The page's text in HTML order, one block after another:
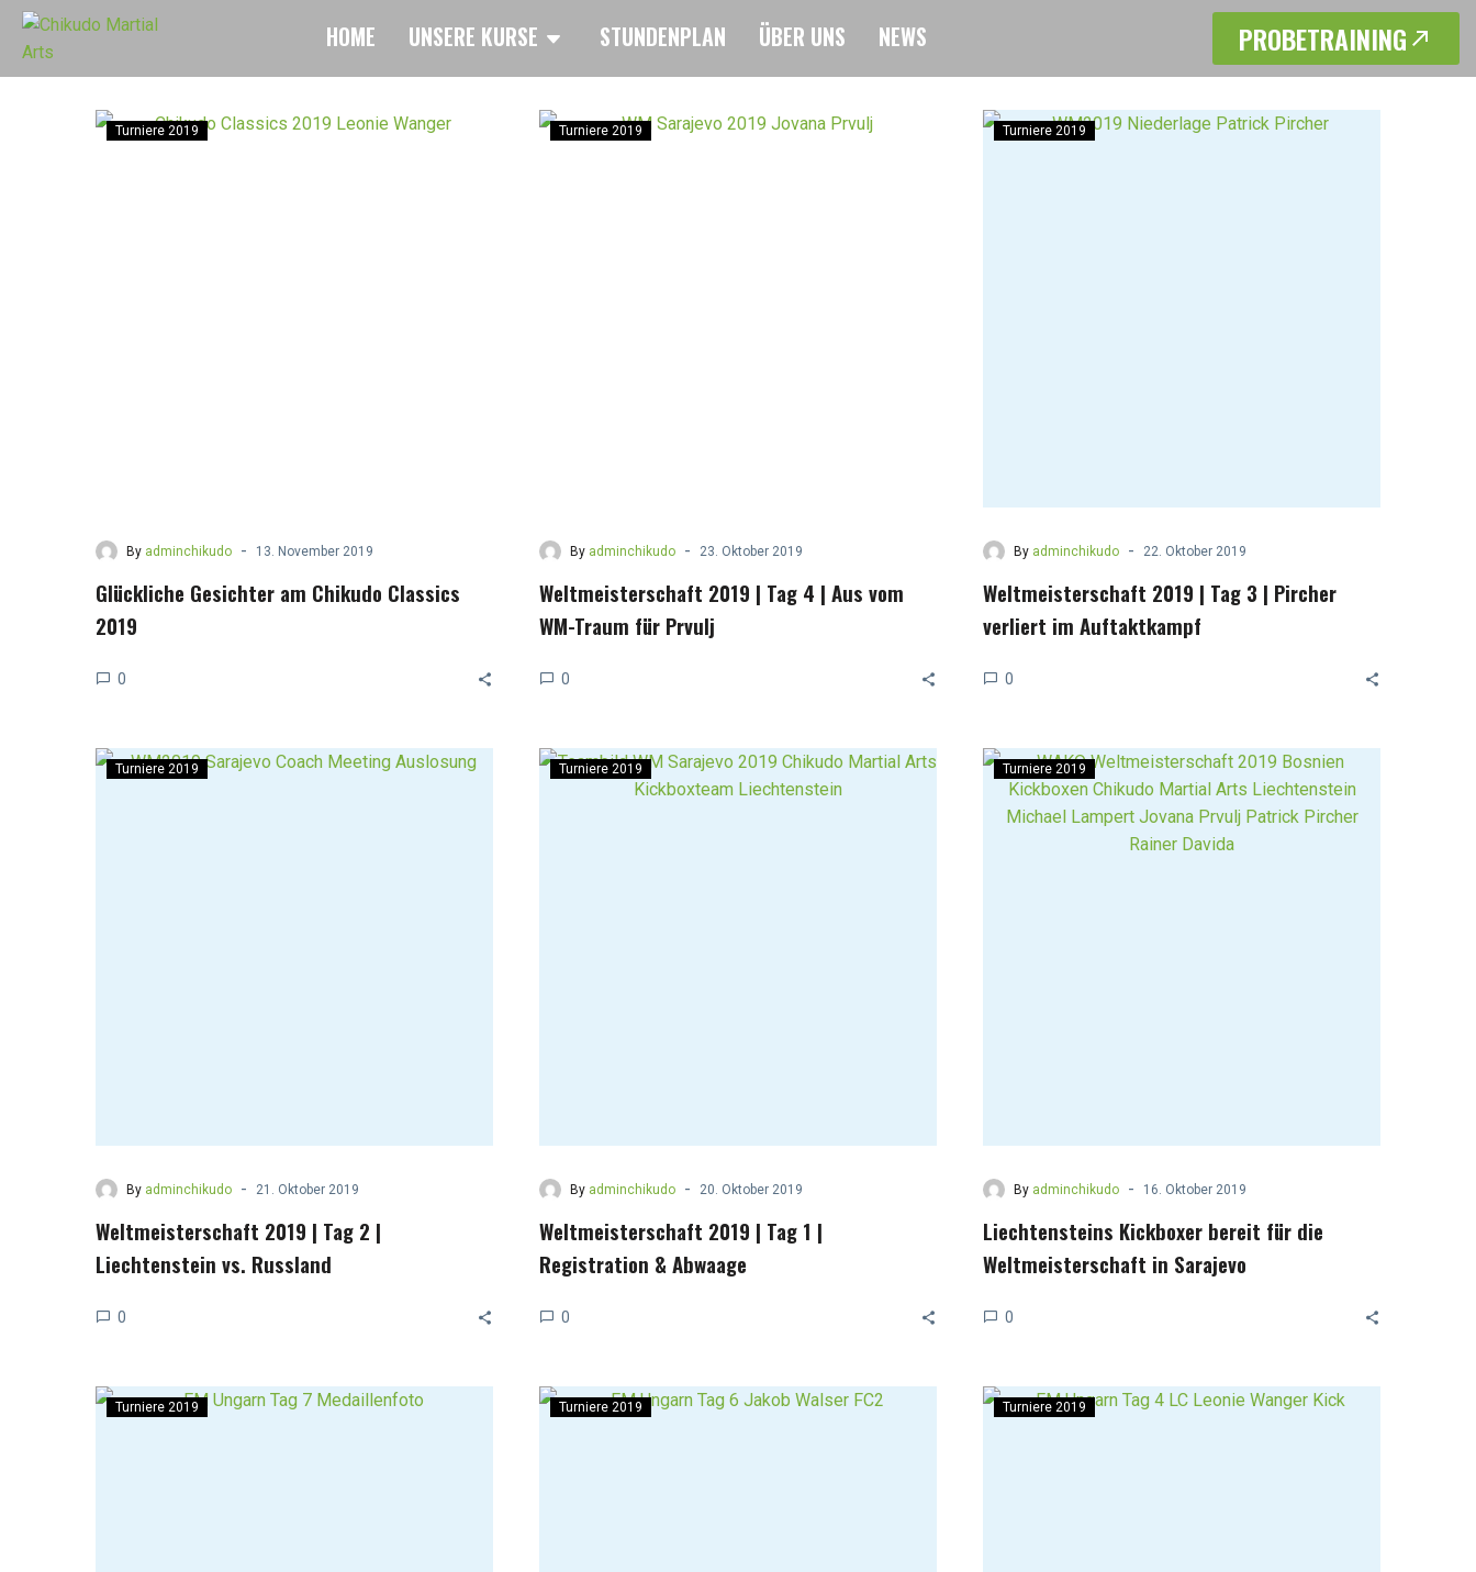
HOME UNSERE KURSE STUNDENPLAN ÜBER UNS NEWS PROBETRAINING
Turniere 2019
By adminchikudo - 13. November 2019
Glückliche Gesichter am Chikudo Classics
2019
0
Turniere 2019
By adminchikudo - 23. Oktober 2019
Weltmeisterschaft 2019 | Tag 4 | Aus vom
WM-Traum für Prvulj
0
Turniere 2019
By adminchikudo - 22. Oktober 2019
Weltmeisterschaft 2019 | Tag 3 | Pircher
verliert im Auftaktkampf
0
Turniere 2019
By adminchikudo - 21. Oktober 2019
Weltmeisterschaft 2019 | Tag 2 |
Liechtenstein vs. Russland
0
Turniere 2019
By adminchikudo - 20. Oktober 2019
Weltmeisterschaft 2019 | Tag 1 |
Registration & Abwaage
0
Turniere 2019
By adminchikudo - 16. Oktober 2019
Liechtensteins Kickboxer bereit für die
Weltmeisterschaft in Sarajevo
0
Turniere 2019 Turniere 2019 Turniere 2019